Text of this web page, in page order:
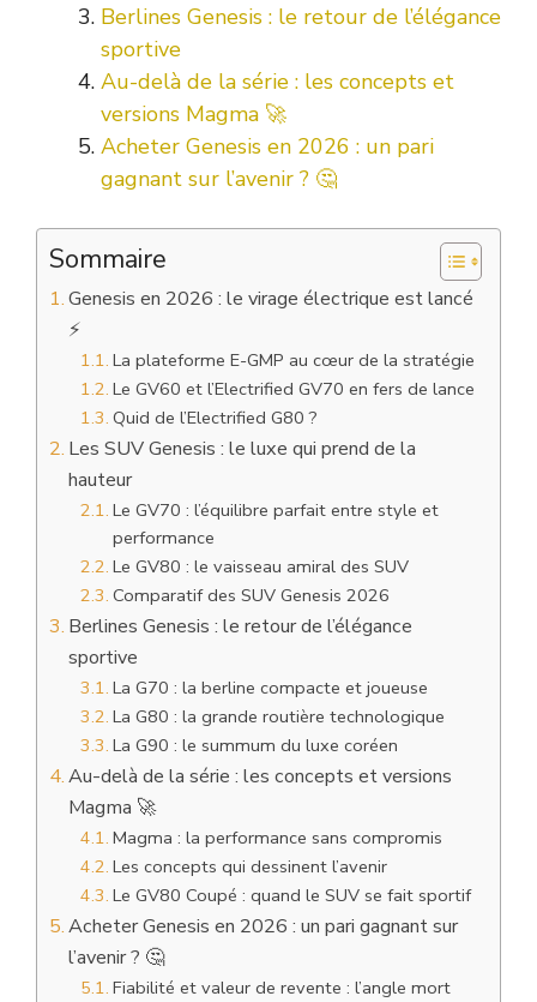
Berlines Genesis : le retour de l’élégance
sportive
Au-delà de la série : les concepts et
versions Magma 🚀
Acheter Genesis en 2026 : un pari
gagnant sur l’avenir ? 🤔
Sommaire
Genesis en 2026 : le virage électrique est lancé
⚡
La plateforme E-GMP au cœur de la stratégie
Le GV60 et l’Electrified GV70 en fers de lance
Quid de l’Electrified G80 ?
Les SUV Genesis : le luxe qui prend de la
hauteur
Le GV70 : l’équilibre parfait entre style et
performance
Le GV80 : le vaisseau amiral des SUV
Comparatif des SUV Genesis 2026
Berlines Genesis : le retour de l’élégance
sportive
La G70 : la berline compacte et joueuse
La G80 : la grande routière technologique
La G90 : le summum du luxe coréen
Au-delà de la série : les concepts et versions
Magma 🚀
Magma : la performance sans compromis
Les concepts qui dessinent l’avenir
Le GV80 Coupé : quand le SUV se fait sportif
Acheter Genesis en 2026 : un pari gagnant sur
l’avenir ? 🤔
Fiabilité et valeur de revente : l’angle mort